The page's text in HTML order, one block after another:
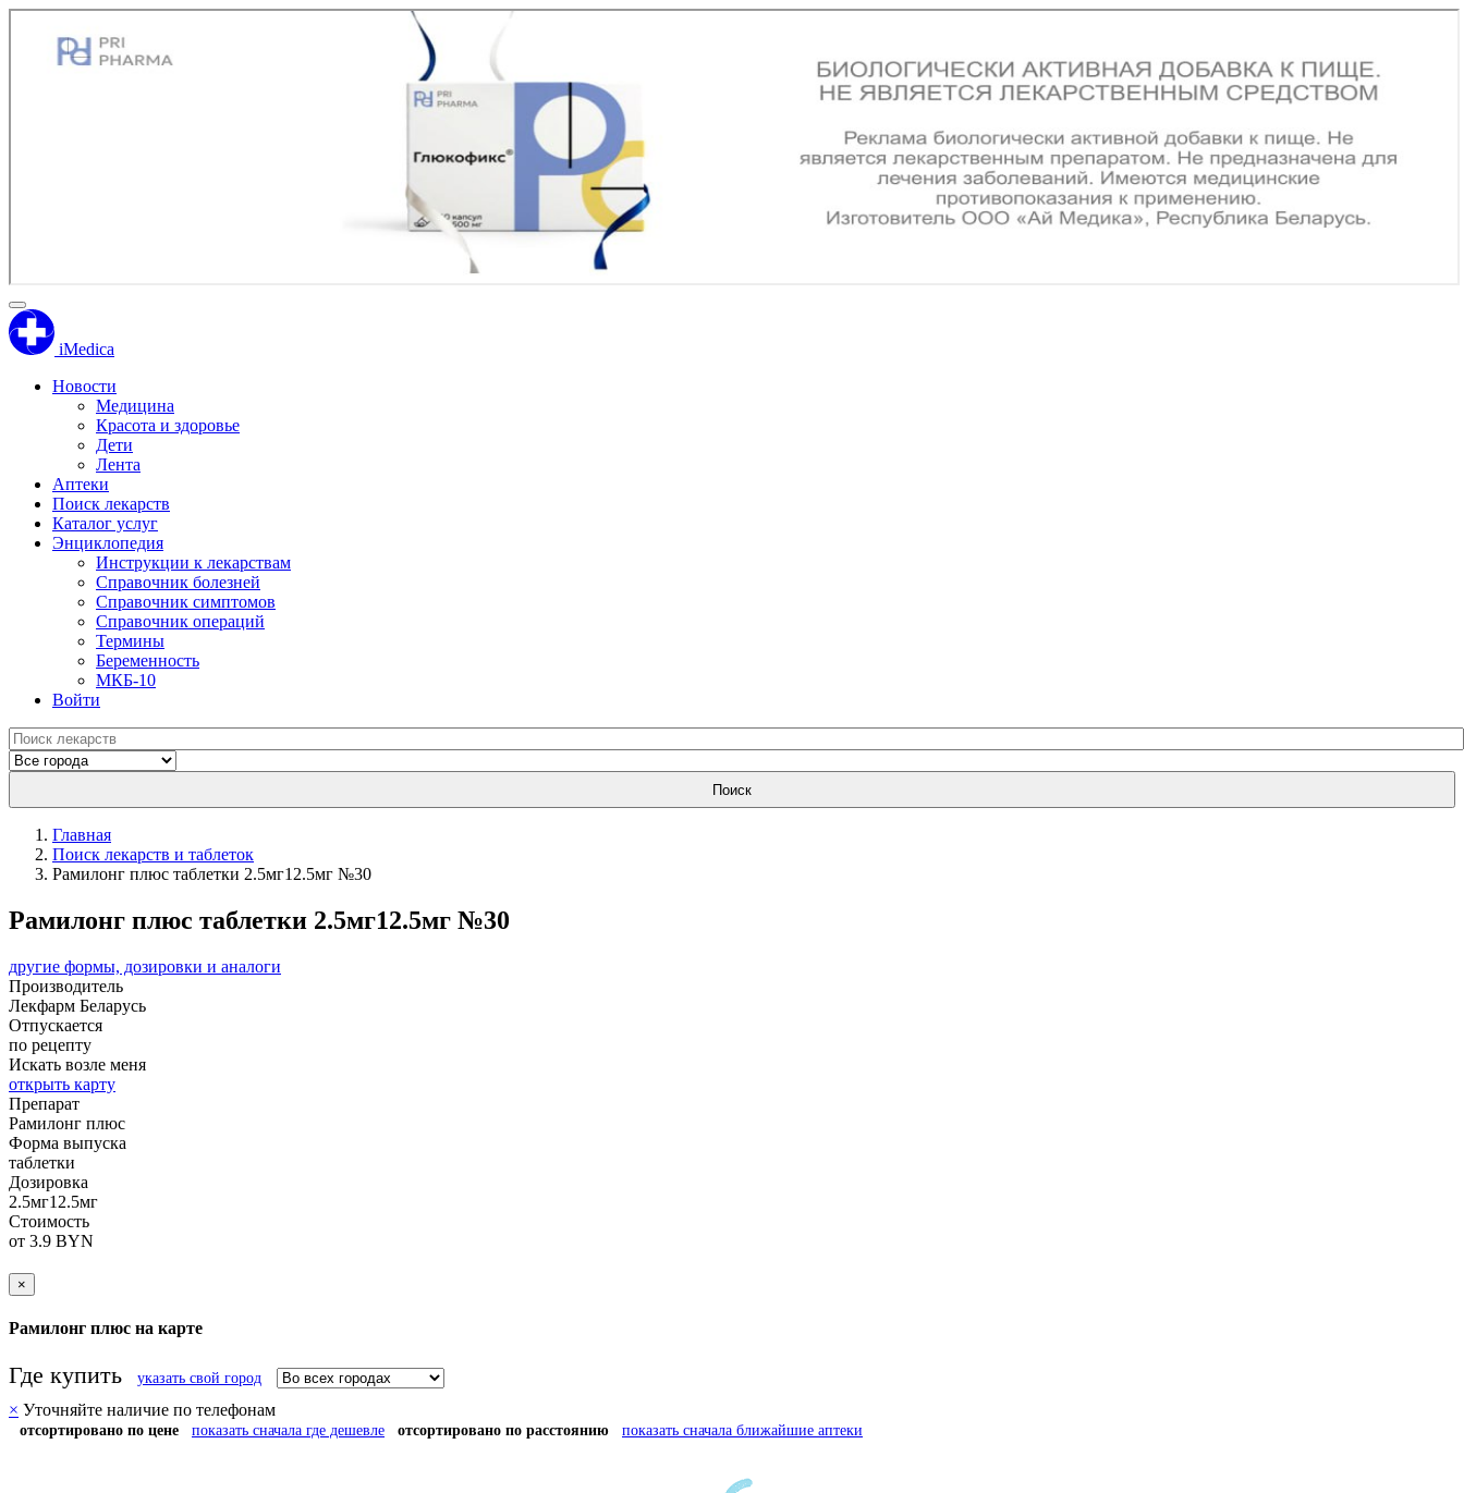
iMedica
Новости
Медицина
Красота и здоровье
Дети
Лента
Аптеки
Поиск лекарств
Каталог услуг
Энциклопедия
Инструкции к лекарствам
Справочник болезней
Справочник симптомов
Справочник операций
Термины
Беременность
МКБ-10
Войти
Поиск
Главная
Поиск лекарств и таблеток
Рамилонг плюс таблетки 2.5мг12.5мг №30
Рамилонг плюс таблетки 2.5мг12.5мг №30
другие формы, дозировки и аналоги
Производитель
Лекфарм Беларусь
Отпускается
по рецепту
Искать возле меня
открыть карту
Препарат
Рамилонг плюс
Форма выпуска
таблетки
Дозировка
2.5мг12.5мг
Стоимость
от 3.9 BYN
×
Рамилонг плюс на карте
Где купить указать свой город
× Уточняйте наличие по телефонам
отсортировано по цене показать сначала где дешевле отсортировано по расстоянию показать сначала ближайшие аптеки